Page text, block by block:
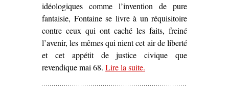
idéologiques comme l’invention de pure
fantaisie, Fontaine se livre à un réquisitoire
contre ceux qui ont caché les faits, freiné
l’avenir, les mêmes qui nient cet air de liberté
et cet appétit de justice civique que
revendique mai 68. Lire la suite– ‘Sur
.